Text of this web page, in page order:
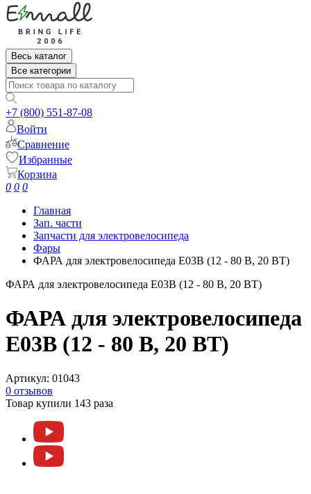
Весь каталог
Все категории
+7 (800) 551-87-08
Войти
Сравнение
Избранные
Корзина
0 0 0
Главная
Зап. части
Запчасти для электровелосипеда
Фары
ФАРА для электровелосипеда E03B (12 - 80 В, 20 ВТ)
ФАРА для электровелосипеда E03B (12 - 80 В, 20 ВТ)
ФАРА для электровелосипеда
E03B (12 - 80 В, 20 ВТ)
Артикул: 01043
0 отзывов
Товар купили 143 раза